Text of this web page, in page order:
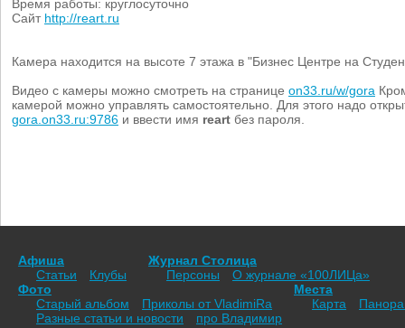
Время работы: круглосуточно
Сайт http://reart.ru
Камера находится на высоте 7 этажа в "Бизнес Центре на
Видео с камеры можно смотреть на странице on33.ru/w/gora
камерой можно управлять самостоятельно. Для этого надо
gora.on33.ru:9786 и ввести имя reart без пароля.
Афиша
Статьи
Клубы
Журнал Столица
Персоны
О журнале «100ЛИЦа»
Фото
Старый альбом
Приколы от VladimiRа
Места
Карта
Разные статьи и новости
про Владимир